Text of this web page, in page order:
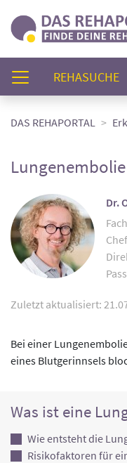
REHASUCHE
DAS REHAPORTAL
Lungenembolie
Dr.
Zuletzt aktualisiert:
Bei einer
eines Blutgerinnsels
Was ist eine
Wie entsteht die
Risikofaktoren für